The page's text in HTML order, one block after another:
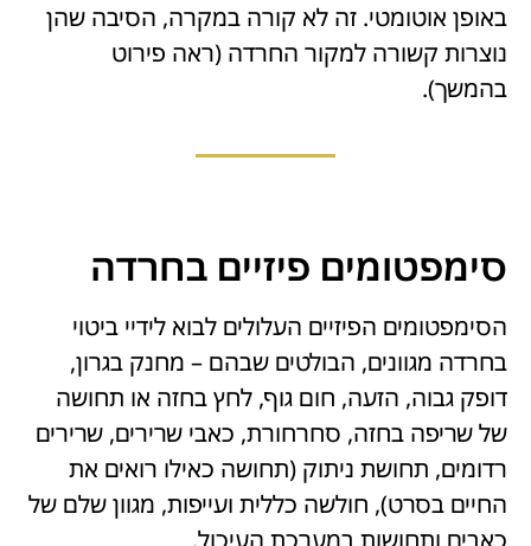
באופן אוטומטי. זה לא קורה במקרה, הסיבה שהן
נוצרות קשורה למקור החרדה (ראה פירוט
בהמשך).
סימפטומים פיזיים בחרדה
הסימפטומים הפיזיים העלולים לבוא לידיי ביטוי
בחרדה מגוונים, הבולטים שבהם – מחנק בגרון,
דופק גבוה, הזעה, חום גוף, לחץ בחזה או תחושה
של שריפה בחזה, סחרחורת, כאבי שרירים, שרירים
רדומים, תחושת ניתוק (תחושה כאילו רואים את
החיים בסרט), חולשה כללית ועייפות, מגוון שלם של
כאבים ותחושות במערכת העיכול.